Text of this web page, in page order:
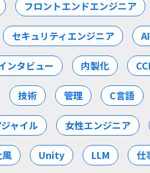
フロントエンドエンジニア
セキュリティエンジニア AI
ンタビュー 内製化
技術 管理 C言語
ジャイル 女性エンジニア
Unity LLM 仕